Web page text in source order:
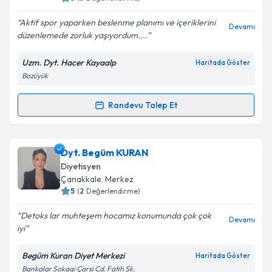
Aktif spor yaparken beslenme planımı ve içeriklerini
düzenlemede zorluk yaşıyordum....
Devamı
Uzm. Dyt. Hacer Kayaalp Haritada Göster
Bozüyük
Randevu Talep Et
Randevu Takvimi Talebi
Uzm. Dyt. Hacer Kayaalpiçin randevu takvimi talebi
oluşturun. Size bu uzmandan randevu almanız için bir
takvim hazırlandığında e-posta ile bilgilendireceğiz.
Kişisel verilerimin işlenmesine ilişkin
Aydınlatma
Dyt. Begüm KURAN
Diyetisyen
Çanakkale, Merkez
5 (2 Değerlendirme)
Detoks lar muhteşem hocamız konumunda çok çok
iyi
Devamı
Begüm Kuran Diyet Merkezi Haritada Göster
Bankalar Sokagi Çarsi Cd. Fatih Sk.